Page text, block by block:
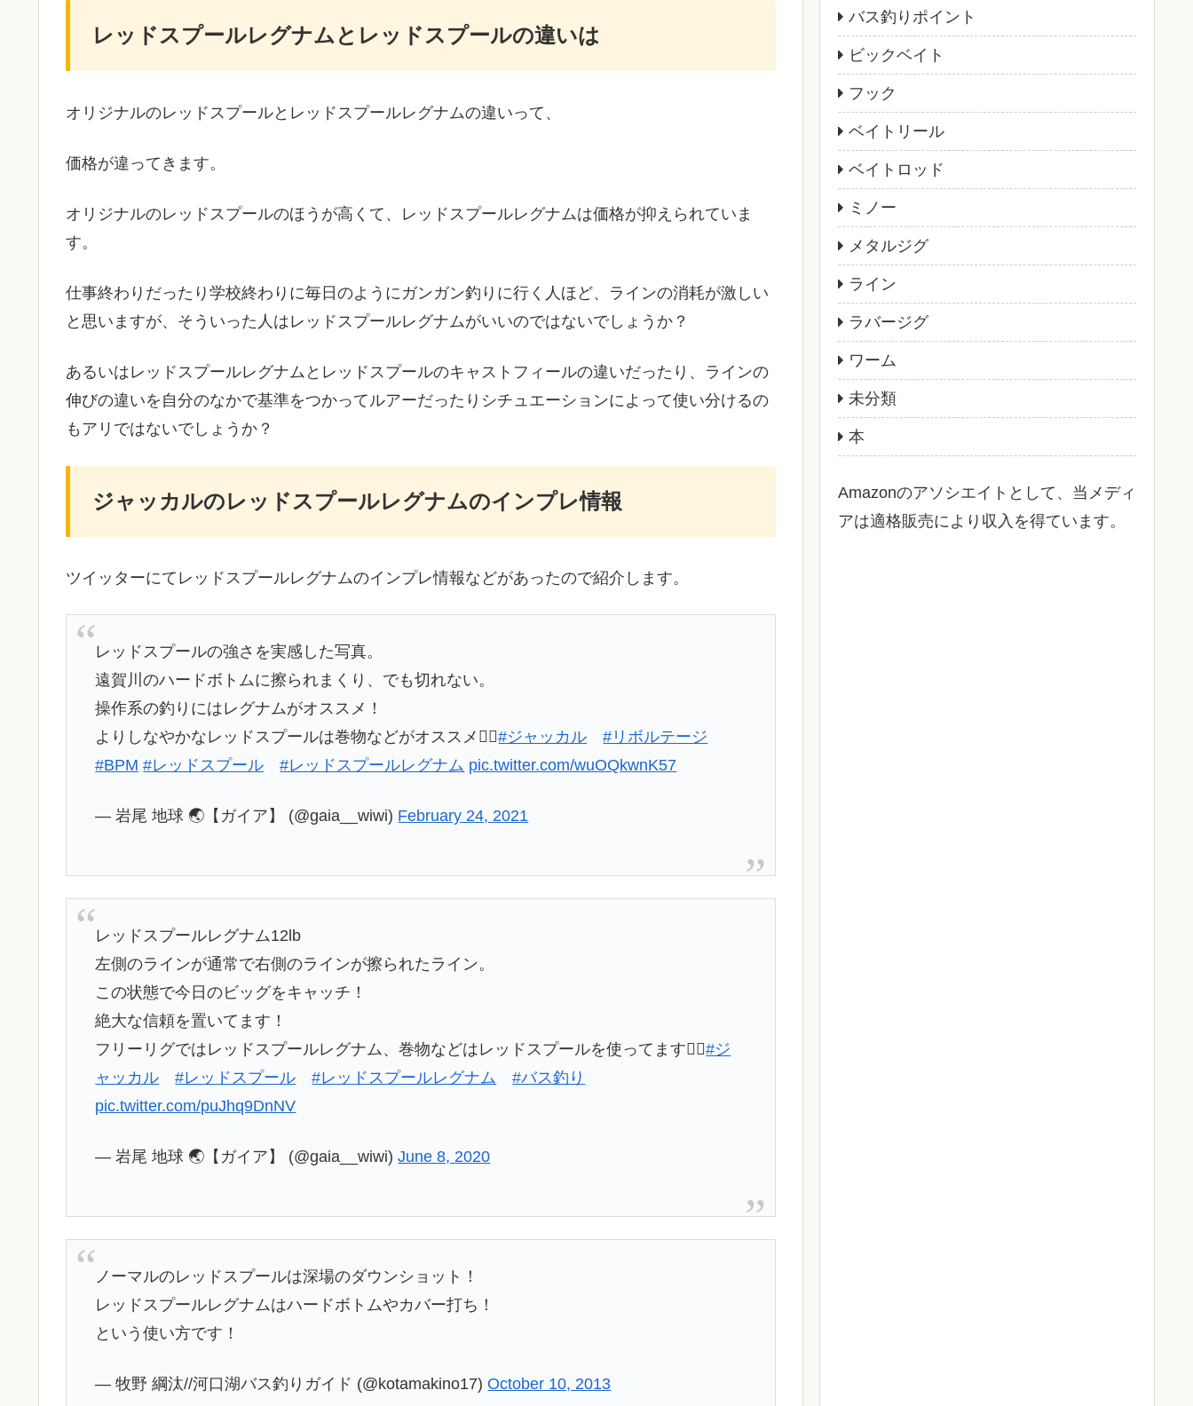
レッドスプールレグナムとレッドスプールの違いは
オリジナルのレッドスプールとレッドスプールレグナムの違いって、
価格が違ってきます。
オリジナルのレッドスプールのほうが高くて、レッドスプールレグナムは価格が抑えられていま
す。
仕事終わりだったり学校終わりに毎日のようにガンガン釣りに行く人ほど、ラインの消耗が激しい
と思いますが、そういった人はレッドスプールレグナムがいいのではないでしょうか？
あるいはレッドスプールレグナムとレッドスプールのキャストフィールの違いだったり、ラインの
伸びの違いを自分のなかで基準をつかってルアーだったりシチュエーションによって使い分けるの
もアリではないでしょうか？
ジャッカルのレッドスプールレグナムのインプレ情報
ツイッターにてレッドスプールレグナムのインプレ情報などがあったので紹介します。
レッドスプールの強さを実感した写真。
遠賀川のハードボトムに擦られまくり、でも切れない。
操作系の釣りにはレグナムがオススメ！
よりしなやかなレッドスプールは巻物などがオススメ👍🏻#ジャッカル
#リボルテージ
#BPM #レッドスプール #レッドスプールレグナム pic.twitter.com/wuOQkwnK57
— 岩尾 地球 🌏【ガイア】 (@gaia__wiwi) February 24, 2021
レッドスプールレグナム12lb
左側のラインが通常で右側のラインが擦られたライン。
この状態で今日のビッグをキャッチ！
絶大な信頼を置いてます！
フリーリグではレッドスプールレグナム、巻物などはレッドスプールを使ってます👍🏻#ジ
ャッカル
#レッドスプール #レッドスプールレグナム
#バス釣り
pic.twitter.com/puJhq9DnNV
— 岩尾 地球 🌏【ガイア】 (@gaia__wiwi)June 8, 2020
ノーマルのレッドスプールは深場のダウンショット！
レッドスプールレグナムはハードボトムやカバー打ち！
という使い方です！
— 牧野 綱汰//河口湖バス釣りガイド (@kotamakino17)October 10, 2013
バス釣りポイント
ビックベイト
フック
ベイトリール
ベイトロッド
ミノー
メタルジグ
ライン
ラバージグ
ワーム
未分類
本
Amazonのアソシエイトとして、当メディ
アは適格販売により収入を得ています。